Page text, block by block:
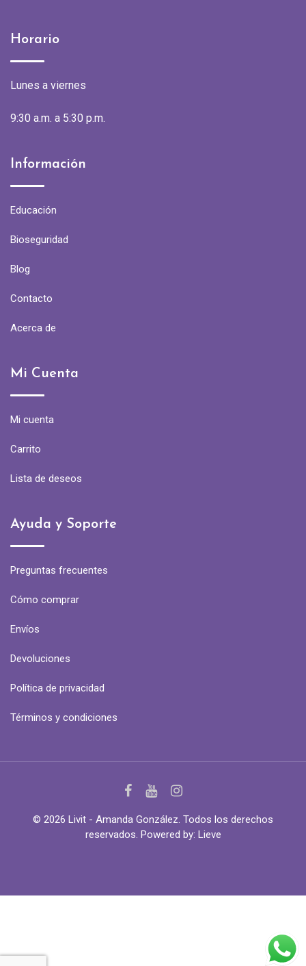
Horario
Lunes a viernes
9:30 a.m. a 5:30 p.m.
Información
Educación
Bioseguridad
Blog
Contacto
Acerca de
Mi Cuenta
Mi cuenta
Carrito
Lista de deseos
Ayuda y Soporte
Preguntas frecuentes
Cómo comprar
Envíos
Devoluciones
Política de privacidad
Términos y condiciones
© 2026 Livit - Amanda González. Todos los derechos
reservados. Powered by: Lieve